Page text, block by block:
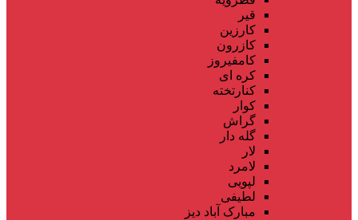
قیر
کارزین
کازرون
کامفیروز
کره ای
کنارتخته
کوار
گراش
گله دار
لار
لامرد
لپویی
لطیفی
مبارک آباد دیز